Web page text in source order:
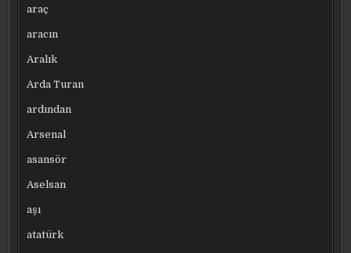
araç
aracın
Aralık
Arda Turan
ardından
Arsenal
asansör
Aselsan
aşı
atatürk